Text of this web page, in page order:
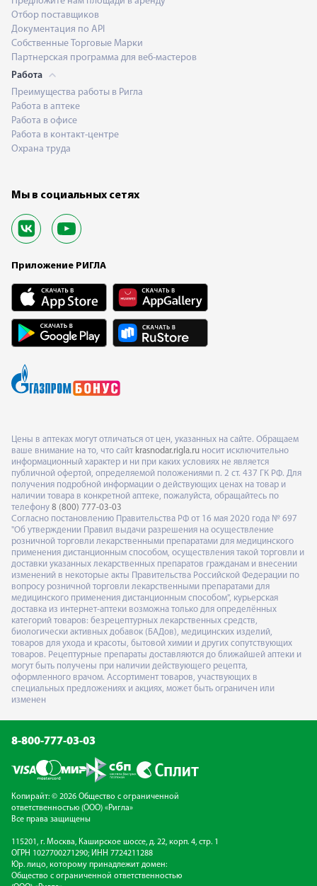
Отбор поставщиков
Документация по API
Собственные Торговые Марки
Партнерская программа для веб-мастеров
Работа
Преимущества работы в Ригла
Работа в аптеке
Работа в офисе
Работа в контакт-центре
Охрана труда
Мы в социальных сетях
Приложение РИГЛА
Цены в аптеках могут отличаться от цен, указанных на сайте. Обращаем
ваше внимание на то, что сайт krasnodar.rigla.ru носит исключительно
информационный характер и ни при каких условиях не является
публичной офертой, определяемой положениями п. 2 ст. 437 ГК РФ. Для
получения подробной информации о действующих ценах на товар и
наличии товара в конкретной аптеке, пожалуйста, обращайтесь по
телефону 8 (800) 777-03-03
Согласно постановлению Правительства РФ от 16 мая 2020 года № 697
"Об утверждении Правил выдачи разрешения на осуществление
розничной торговли лекарственными препаратами для медицинского
применения дистанционным способом, осуществления такой торговли и
доставки указанных лекарственных препаратов гражданам и внесении
изменений в некоторые акты Правительства Российской Федерации по
вопросу розничной торговли лекарственными препаратами для
медицинского применения дистанционным способом", курьерская
доставка из интернет-аптеки возможна только для определённых
категорий товаров: безрецептурных лекарственных средств,
биологически активных добавок (БАДов), медицинских изделий,
товаров для ухода и красоты, бытовой химии и других сопутствующих
товаров. Рецептурные препараты доставляются до ближайшей аптеки и
могут быть получены при наличии действующего рецепта,
оформленного врачом. Ассортимент товаров, участвующих в
специальных предложениях и акциях, может быть ограничен или
изменен
8-800-777-03-03
Копирайт: © 2026 Общество с ограниченной
ответственностью (ООО) «Ригла»
Все права защищены
115201, г. Москва, Каширское шоссе, д. 22, корп. 4, стр. 1
ОГРН 1027700271290; ИНН 7724211288
Юр. лицо, которому принадлежит домен:
Общество с ограниченной ответственностью